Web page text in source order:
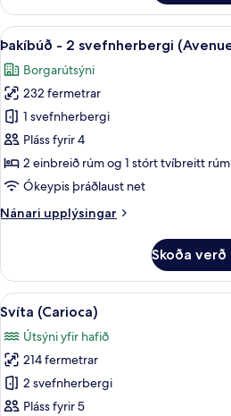
-
útsýni
yfir
Skoða
allar
myndir
fyrir
Þakíbúð
-
2
svefnherbergi
(Avenue
Suite)
6
Þakíbúð - 2 svefnherbergi
Borgarútsýni
232 fermetrar
1 svefnherbergi
Pláss fyrir 4
2 einbreið rúm og 1 stórt tvíbreitt rúm
Ókeypis þráðlaust net
Nánari upplýsingar
Nánari
-
svefnherbergi
(Avenue
Suite)
Skoða
Skoða
allar
myndir
fyrir
Svíta
(Carioca)
5
Svíta (Carioca)
Útsýni yfir hafið
214 fermetrar
2 svefnherbergi
Pláss fyrir 5